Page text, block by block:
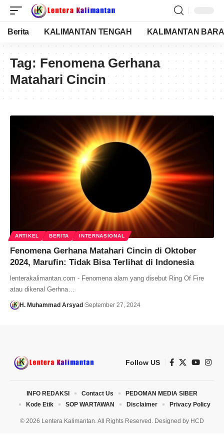
Berita KALIMANTAN TENGAH KALIMANTAN
Tag: Fenomena Gerhana
Matahari Cincin
ARTIKEL BERITA INTERNASIONAL
Fenomena Gerhana Matahari Cincin di Oktober
2024, Marufin: Tidak Bisa Terlihat di Indonesia
lenterakalimantan.com - Fenomena alam yang disebut Ring Of Fire
atau dikenal Gerhna…
H. Muhammad Arsyad September 27, 2024
Follow US
© 2026 Lentera Kalimantan. All Rights Reserved. Designed by HCD
INFO REDAKSI Contact Us
PEDOMAN MEDIA SIBER
Kode Etik
SOP WARTAWAN Disclaimer Privacy Policy